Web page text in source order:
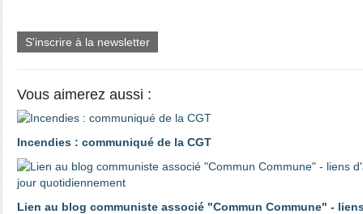
S'inscrire à la newsletter
Vous aimerez aussi :
Incendies : communiqué de la CGT
Lien au blog communiste associé "Commun Commune" -